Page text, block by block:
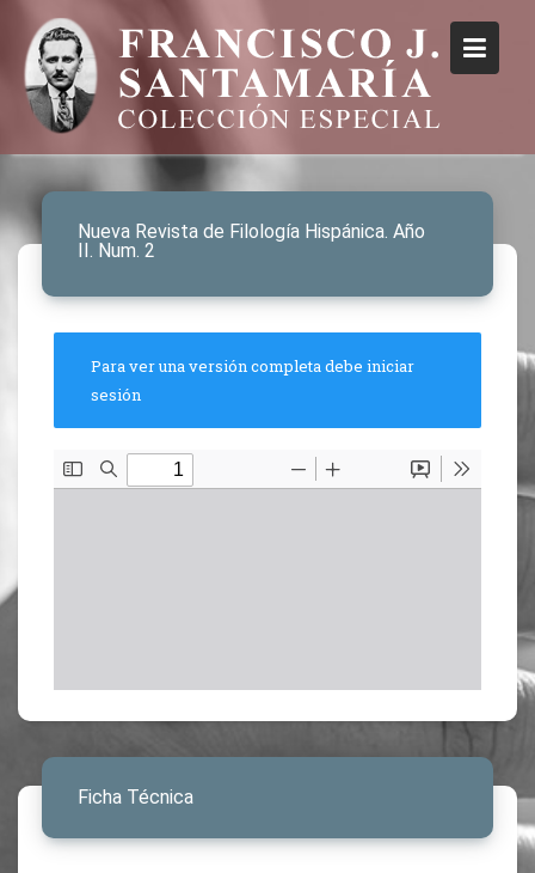
Nueva Revista de Filología Hispánica. Año
II. Num. 2
Para ver una versión completa debe iniciar
sesión
Ficha Técnica